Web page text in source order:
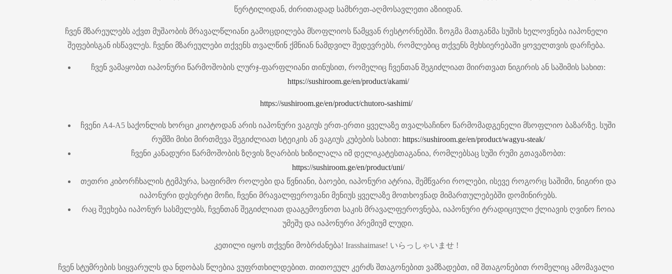
წერტილიდან, ძირითადად სამხრეთ-აღმოსავლეთი აზიიდან.
ჩვენ მზარეულებს აქვთ მუშაობის მრავალწლიანი გამოცდილება მსოფლიოს წამყვან რესტორნებში. ზოგმა მათგანმა სუშის ხელოვნება იაპონელი
შეფებისგან ისწავლეს. ჩვენი მზარეულები თქვენს თვალწინ ქმნიან ნამდვილ შედევრებს, რომლებიც თქვენს მეხსიერებაში ყოველთვის დარჩება.
ჩვენ ვამაყობთ იაპონური წარმოშობის ლურჯ-ფარფლიანი თინუსით, რომელიც ჩვენთან შეგიძლიათ მიირთვათ ნიგირის ან საშიმის სახით:
https://sushiroom.ge/en/product/akami/
https://sushiroom.ge/en/product/chutoro-sashimi/
ჩვენი A4-A5 საქონლის ხორცი კიოტოდან არის იაპონური ვაგიუს ერთ-ერთი ყველაზე თვალსაჩინო წარმომადგენელი მსოფლიო ბაზარზე. სუში
რუმში მისი მირთმევა შეგიძლიათ სტეიკის ან ვაგიუს კუბების სახით: https://sushiroom.ge/en/product/wagyu-steak/
ჩვენი კანადური წარმოშობის ზღვის ზღარბის ხიზილალა იმ დელიკატესთაგანია, რომლებსაც სუში რუმი გთავაზობთ:
https://sushiroom.ge/en/product/uni/
თეთრი კიბორჩხალის ტემპურა, საფირმო როლები და წვნიანი, ბაოები, იაპონური ატრია, შემწვარი როლები, ისევე როგორც საშიმი, ნიგირი და
იაპონური დესერტი მოჩი, ჩვენი მრავალფეროვანი მენიუს ყველაზე მოთხოვნად მიმართულებებში დომინირებს.
რაც შეეხება იაპონურ სასმელებს, ჩვენთან შეგიძლიათ დააგემოვნოთ საკის მრავალფეროვნება, იაპონური ტრადიციული ქლიავის ღვინო ჩოია
უმეშუ და იაპონური პრემიუმ ლუდი.
კეთილი იყოს თქვენი მობრძანება! Irasshaimase! いらっしゃいませ !
ჩვენ სტუმრების სიყვარულს და ნდობას წლებია ვუფრთხილდებით. თითოეულ კერძს შთაგონებით ვამზადებთ, იმ შთაგონებით რომელიც ამომავალი